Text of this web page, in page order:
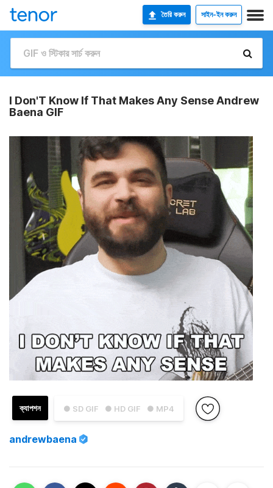
তৈরি করুন সাইন-ইন করুন
I Don'T Know If That Makes Any Sense Andrew
Baena GIF
● SD GIF ● HD GIF ● MP4
ক্যাপশন
andrewbaena